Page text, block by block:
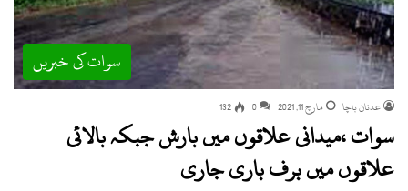
سوات کی خبریں
عدنان باچا مارچ 11, 2021 0
132
سوات ،میدانی علاقوں میں بارش جبکہ بالائی
علاقوں میں برف باری جاری